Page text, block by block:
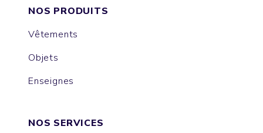
NOS PRODUITS
Vêtements
Objets
Enseignes
NOS SERVICES